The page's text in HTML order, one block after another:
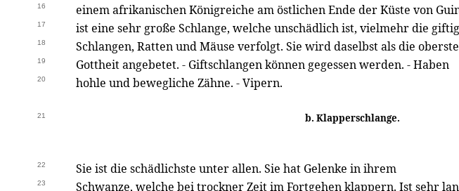
16 einem afrikanischen Königreiche am östlichen Ende der Küste von
17 ist eine sehr große Schlange, welche unschädlich ist, vielmehr die
18 Schlangen, Ratten und Mäuse verfolgt. Sie wird daselbst als die oberste
19 Gottheit angebetet. - Giftschlangen können gegessen werden. - Haben
20 hohle und bewegliche Zähne. - Vipern.
21 b. Klapperschlange.
22 Sie ist die schädlichste unter allen. Sie hat Gelenke in ihrem
23 Schwanze, welche bei trockner Zeit im Fortgehen klappern. Ist sehr